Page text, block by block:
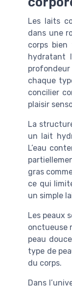
Les laits
dans une
corps bien
hydratant
profondeur
chaque
concilier
plaisir
La
un lait
L’eau
gras
ce qui
un simple
Les peaux
onctueuse
peau
type de
du corps.
Dans